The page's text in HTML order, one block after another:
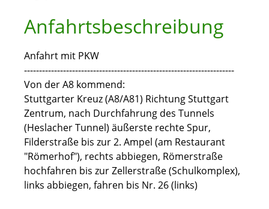
Anfahrtsbeschreibung
Anfahrt mit PKW
----------------------------------------------------------------------
Von der A8 kommend:
Stuttgarter Kreuz (A8/A81) Richtung Stuttgart
Zentrum, nach Durchfahrung des Tunnels
(Heslacher Tunnel) äußerste rechte Spur,
Filderstraße bis zur 2. Ampel (am Restaurant
"Römerhof"), rechts abbiegen, Römerstraße
hochfahren bis zur Zellerstraße (Schulkomplex),
links abbiegen, fahren bis Nr. 26 (links)